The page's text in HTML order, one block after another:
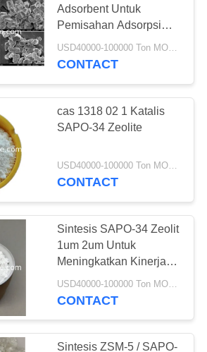
Arsen
16
5
Adsorbent Untuk
Pemisahan Adsorpsi
Gas
USD40000-100000 Ton MOQ:1 KG
CONTACT
cas 1318 02 1 Katalis
SAPO-34 Zeolite
USD40000-100000 Ton MOQ:1 KG
CONTACT
Sintesis SAPO-34 Zeolit
​​​​1um 2um Untuk
Meningkatkan Kinerja
MTO
CONTACT
Sintesis ZSM-5 / SAPO-